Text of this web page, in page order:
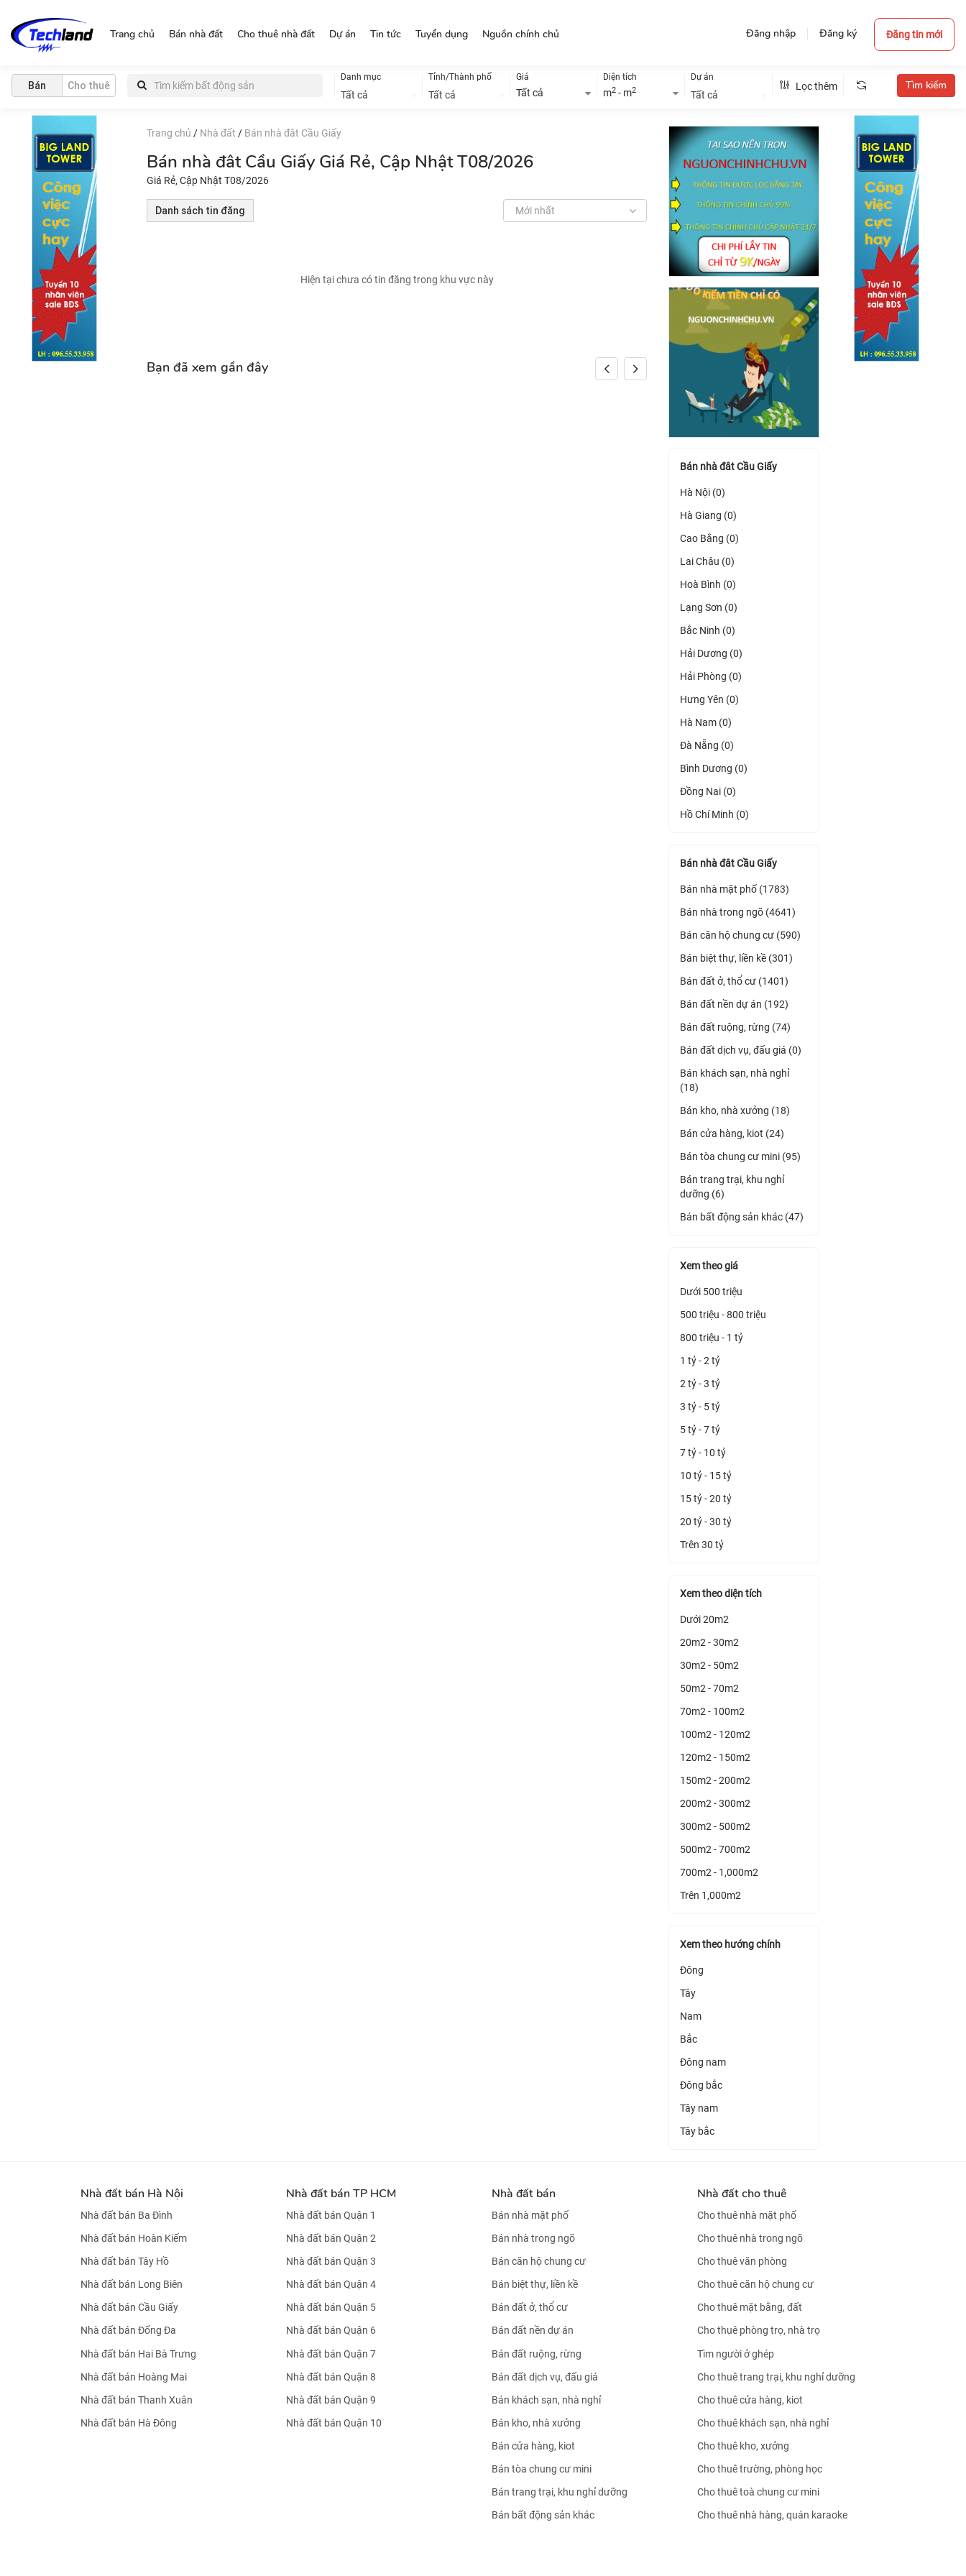
Đăng nhập Đăng ký Đăng tin mới
Trang chủ Bán nhà đất Cho thuê nhà đất Dự án Tin tức Tuyển dụng Nguồn chính chủ
Bán Cho thuê
Danh mục
Tất cả
Tỉnh/Thành phố
Tất cả
Giá
Tất cả
Diện tích
m2 - m2
Dự án
Tất cả
Lọc thêm
Trang chủ / Nhà đất / Bán nhà đât Cầu Giấy
Bán nhà đât Cầu Giấy Giá Rẻ, Cập Nhật T08/2026
Giá Rẻ, Cập Nhật T08/2026
Danh sách tin đăng Mới nhất
Hiện tại chưa có tin đăng trong khu vực này
Bạn đã xem gần đây
Bán nhà đât Cầu Giấy
Hà Nội (0)
Hà Giang (0)
Cao Bằng (0)
Lai Châu (0)
Hoà Bình (0)
Lạng Sơn (0)
Bắc Ninh (0)
Hải Dương (0)
Hải Phòng (0)
Hưng Yên (0)
Hà Nam (0)
Đà Nẵng (0)
Bình Dương (0)
Đồng Nai (0)
Hồ Chí Minh (0)
Bán nhà đât Cầu Giấy
Bán nhà mặt phố (1783)
Bán nhà trong ngõ (4641)
Bán căn hộ chung cư (590)
Bán biệt thự, liền kề (301)
Bán đất ở, thổ cư (1401)
Bán đất nền dự án (192)
Bán đất ruộng, rừng (74)
Bán đất dịch vụ, đấu giá (0)
Bán khách sạn, nhà nghỉ
(18)
Bán kho, nhà xưởng (18)
Bán cửa hàng, kiot (24)
Bán tòa chung cư mini (95)
Bán trang trại, khu nghỉ
dưỡng (6)
Bán bất động sản khác (47)
Xem theo giá
Dưới 500 triệu
500 triệu - 800 triệu
800 triệu - 1 tỷ
1 tỷ - 2 tỷ
2 tỷ - 3 tỷ
3 tỷ - 5 tỷ
5 tỷ - 7 tỷ
7 tỷ - 10 tỷ
10 tỷ - 15 tỷ
15 tỷ - 20 tỷ
20 tỷ - 30 tỷ
Trên 30 tỷ
Xem theo diện tích
Dưới 20m2
20m2 - 30m2
30m2 - 50m2
50m2 - 70m2
70m2 - 100m2
100m2 - 120m2
120m2 - 150m2
150m2 - 200m2
200m2 - 300m2
300m2 - 500m2
500m2 - 700m2
700m2 - 1,000m2
Trên 1,000m2
Xem theo hướng chính
Đông
Tây
Nam
Bắc
Đông nam
Đông bắc
Tây nam
Tây bắc
Nhà đất bán Hà Nội
Nhà đất bán Ba Đình
Nhà đất bán Hoàn Kiếm
Nhà đất bán Tây Hồ
Nhà đất bán Long Biên
Nhà đất bán Cầu Giấy
Nhà đất bán Đống Đa
Nhà đất bán Hai Bà Trưng
Nhà đất bán Hoàng Mai
Nhà đất bán Thanh Xuân
Nhà đất bán Hà Đông
Nhà đất bán TP HCM
Nhà đất bán Quận 1
Nhà đất bán Quận 2
Nhà đất bán Quận 3
Nhà đất bán Quận 4
Nhà đất bán Quận 5
Nhà đất bán Quận 6
Nhà đất bán Quận 7
Nhà đất bán Quận 8
Nhà đất bán Quận 9
Nhà đất bán Quận 10
Nhà đất bán
Bán nhà mặt phố
Bán nhà trong ngõ
Bán căn hộ chung cư
Bán biệt thự, liền kề
Bán đất ở, thổ cư
Bán đất nền dự án
Bán đất ruộng, rừng
Bán đất dịch vụ, đấu giá
Bán khách sạn, nhà nghỉ
Bán kho, nhà xưởng
Bán cửa hàng, kiot
Bán tòa chung cư mini
Bán trang trại, khu nghỉ dưỡng
Bán bất động sản khác
Nhà đất cho thuê
Cho thuê nhà mặt phố
Cho thuê nhà trong ngõ
Cho thuê văn phòng
Cho thuê căn hộ chung cư
Cho thuê mặt bằng, đất
Cho thuê phòng trọ, nhà trọ
Tìm người ở ghép
Cho thuê trang trại, khu nghỉ dưỡng
Cho thuê cửa hàng, kiot
Cho thuê khách sạn, nhà nghỉ
Cho thuê kho, xưởng
Cho thuê trường, phòng học
Cho thuê toà chung cư mini
Cho thuê nhà hàng, quán karaoke